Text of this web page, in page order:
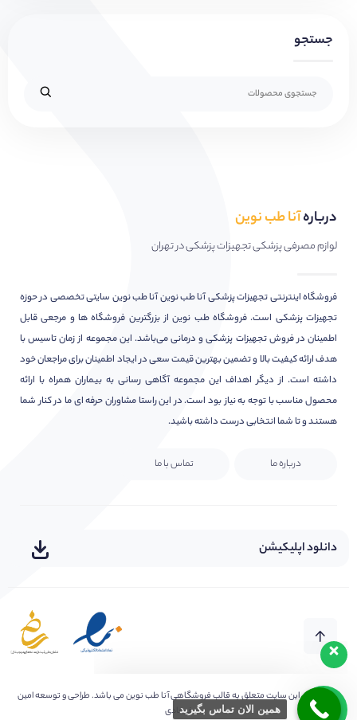
جستجو
دربارهآنا طب نوین
لوازم مصرفی پزشکی تجهیزات پزشکی در تهران
فروشگاه اینترنتی تجهیزات پزشکی آنا طب نوین آنا طب نوین سایتی تخصصی در حوزه
تجهیزات پزشکی است. فروشگاه طب نوین از بزرگترین فروشگاه ها و مرجعی قابل
اطمینان در فروش تجهیزات پزشکی و درمانی می‌باشد. این مجموعه از زمان تاسیس با
هدف ارائه کیفیت بالا و تضمین بهترین قیمت سعی در ایجاد اطمینان برای مراجعان خود
داشته است. از دیگر اهداف این مجموعه آگاهی رسانی به بیماران همراه با ارائه
محصول مناسب با توجه به نیاز بود است. در این راستا مشاوران حرفه ای ما در کنار شما
هستند و تا شما انتخابی درست داشته باشید.
درباره ما تماس با ما
دانلود اپلیکیشن
کلیه حقوق این سایت متعلق بهقالب فروشگاهی آنا طب نوینمی باشد. طراحی و توسعه امین
فرهادیهمین الان تماس بگیرید